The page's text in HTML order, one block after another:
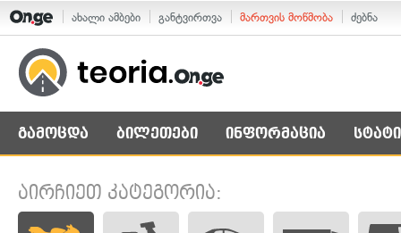
ახალი ამბები განტვირთვა მართვის მოწმობა ძებნა
გამოცდა ბილეთები ინფორმაცია
აირჩიეთ კატეგორია: